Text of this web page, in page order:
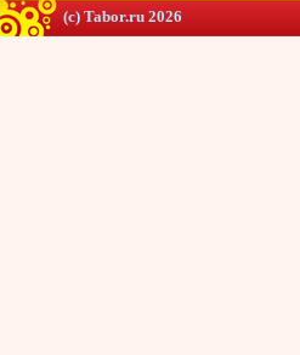
(c) Tabor.ru 2026